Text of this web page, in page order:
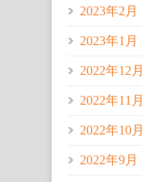
2023年2月
2023年1月
2022年12月
2022年11月
2022年10月
2022年9月